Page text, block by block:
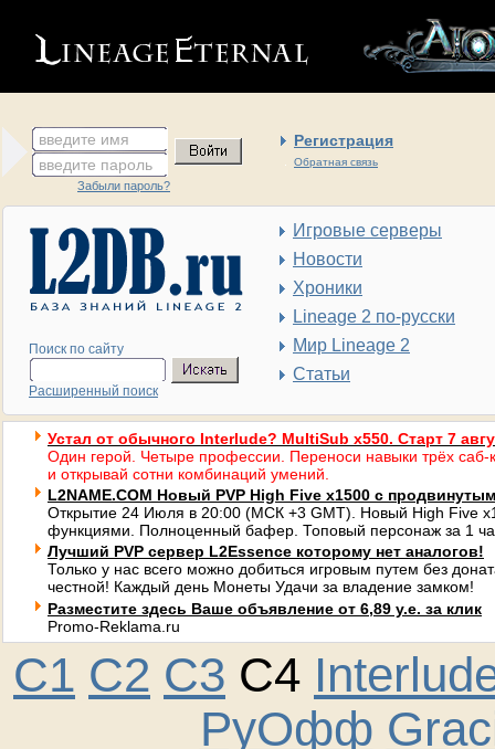
введите имя Регистрация
Обратная связь
введите пароль
Забыли пароль?
Поиск по сайту
Расширенный поиск
Игровые серверы
Новости
Хроники
Lineage 2 по-русски
Мир Lineage 2
Статьи
Устал от обычного Interlude? MultiSub x550. Старт 7
Один герой. Четыре профессии. Переноси навыки трёх саб-
и открывай сотни комбинаций умений.
L2NAME.COM Новый PVP High Five x1500 с
Открытие 24 Июля в 20:00 (МСК +3 GMT). Новый High Five
функциями. Полноценный бафер. Топовый персонаж за 1
Лучший PVP сервер L2Essence которому нет аналогов!
Только у нас всего можно добиться игровым путем без
честной! Каждый день Монеты Удачи за владение замком!
Разместите здесь Ваше объявление от 6,89 у.е. за клик
Promo-Reklama.ru
C1 C2 C3 C4
РуОфф